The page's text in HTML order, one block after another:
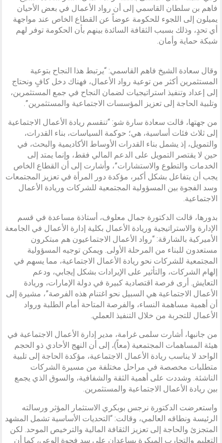
فاهم بن سلطان القاسمي إلى أن رواد الأعمال في بعض الأحيان
يميلون إلى اللجوء للحكومة عوضاً عن القطاع الخاص عند مواجهة
أي تحدٍ، وذلك بسبب الثقافة السائدة بينهم بأن الحكومة توفر لهم
شبكة حماية وأمان.
وقال سعادة الشيخ فاهم القاسمي: “يرتبط هذا النجاح بتوعية
المستثمرين أكثر من توعية رواد الأعمال، فهناك دخل كافٍ ونحتاج
إلى إعداد وتنفيذ استراتيجيات لضمان النجاح في جمع المستثمرين،
وتلبية الحاجة إلى تعزيز المؤسسات الاجتماعية والمستثمرين”.
من جهتها، قالت سعادة سارة شو: “تنقسم ريادة الأعمال الاجتماعية
إلى ثلاث فئات أساسية، هي؛ حوكمة السياسات، بناء القدرات،
والتمويل، إذ يشمل بناء القدرات الأوساط الأكاديمية والبحث، في
حين لا يقتصر التمويل على الدعم المالي فقط، وإنما يمتد إلى
الخدمات والتطوع والاستشارات”، وأشارت إلى أن القطاع الخاص
يجب أن يتفاعل بشكل أكبر، مؤكدة دور المرأة في تعزيز المجتمعات
وسد الفجوة بين المسؤولية المجتمعية للشركات وريادة الأعمال
الاجتماعية.
بدورها، قالت الدكتورة جمال معلوف، أستاذة مساعدة في قسم
الإدارة والاستراتيجية وريادة الأعمال بكلية إدارة الأعمال في الجامعة
الأميركية بالشارقة: “رواد الأعمال الاجتماعيون هم مبتكرون
مستعدون للبناء من المرحلة الأولى. ويمكن توجيه المسؤولية
المجتمعية للشركات نحو ريادة الأعمال الاجتماعية، مما يسهم في
إلهام الشركات، والتأثير على الإيرادات بشكل إيجابي، ودعم
التعايش. أرى فرصة اقتصادية كبيرة في دولة الإمارات، وريادة
الأعمال الاجتماعية هي السبيل نحو اغتنام هذه الفرصة”، مشيرة إلى
أن أهمية مساهمة النساء، والفرصة المتاحة أمام الطلبة ورواد
الأعمال للتجربة من خلال التنفيذ العملي.
من جانبها، أشارت سلمى غرامة، مدير إدارة الأعمال الاجتماعية في
هيئة المساهمات المجتمعية (معاً)، إلى أن النهج الأحادي ذو الحجم
الواحد لا يناسب ريادة الأعمال الاجتماعية، مؤكدة الحاجة إلى تلبية
متطلبات مخصصة في مراحل مختلفة من مسيرة الشركات
الناشئة. وشددت على أهمية الثقة والشفافية، والسوق الذي يجمع
بين ريادة الأعمال الاجتماعية والمستثمرين.
واستعرضت الدكتورة نرجس بوبكري الاستثمار المؤثر ورسالته
الرئيسة ونطاقه العالمي، وقالت: “التحديات الأساسية تشمل المشهد
المتجزئ والحاجة إلى تعزيز الثقافة المالية والترخيص الموحد. لكن
التعليم والتجارب المبكرة يساعدان على سد فجوة الوعي، كما أن